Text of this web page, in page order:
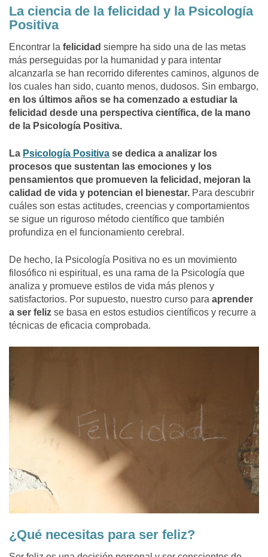
La ciencia de la felicidad y la Psicología
Positiva
Encontrar la felicidad siempre ha sido una de las metas
más perseguidas por la humanidad y para intentar
alcanzarla se han recorrido diferentes caminos, algunos de
los cuales han sido, cuanto menos, dudosos. Sin embargo,
en los últimos años se ha comenzado a estudiar la
felicidad desde una perspectiva científica, de la mano
de la Psicología Positiva.
La Psicología Positiva se dedica a analizar los
procesos que sustentan las emociones y los
pensamientos que promueven la felicidad, mejoran la
calidad de vida y potencian el bienestar. Para descubrir
cuáles son estas actitudes, creencias y comportamientos
se sigue un riguroso método científico que también
profundiza en el funcionamiento cerebral.
De hecho, la Psicología Positiva no es un movimiento
filosófico ni espiritual, es una rama de la Psicología que
analiza y promueve estilos de vida más plenos y
satisfactorios. Por supuesto, nuestro curso para aprender
a ser feliz se basa en estos estudios científicos y recurre a
técnicas de eficacia comprobada.
¿Qué necesitas para ser feliz?